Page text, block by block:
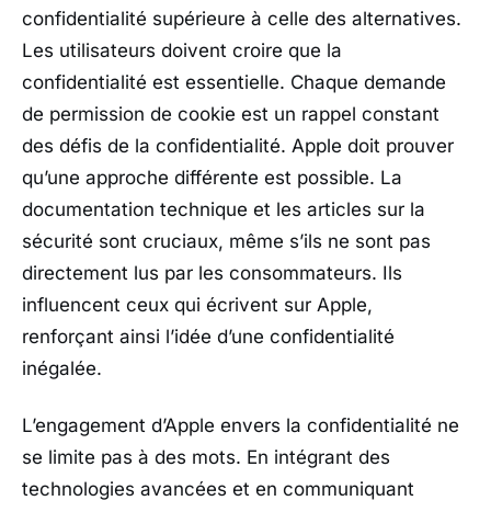
confidentialité supérieure à celle des alternatives.
Les utilisateurs doivent croire que la
confidentialité est essentielle. Chaque demande
de permission de cookie est un rappel constant
des défis de la confidentialité. Apple doit prouver
qu’une approche différente est possible. La
documentation technique et les articles sur la
sécurité sont cruciaux, même s’ils ne sont pas
directement lus par les consommateurs. Ils
influencent ceux qui écrivent sur Apple,
renforçant ainsi l’idée d’une confidentialité
inégalée.
L’engagement d’Apple envers la confidentialité ne
se limite pas à des mots. En intégrant des
technologies avancées et en communiquant